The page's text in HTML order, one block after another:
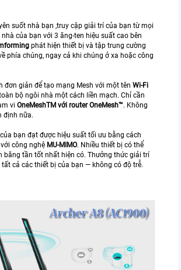
suốt nhà bạn ,truy cập giải trí của bạn từ mọi
của bạn với 3 ăng-ten hiệu suất cao bên
phát hiện thiết bị và tập trung cường
phía chúng, ngay cả khi chúng ở xa hoặc công
đơn giản để tạo mạng Mesh với một tên Wi-Fi
bộ ngôi nhà một cách liền mạch. Chỉ cần
vi OneMeshTM với router OneMesh™. Không
định nữa.
bạn đạt được hiệu suất tối ưu bằng cách
công nghệ MU-MIMO. Nhiều thiết bị có thể
băng tần tốt nhất hiện có. Thưởng thức giải trí
cả các thiết bị của bạn — không có độ trễ.